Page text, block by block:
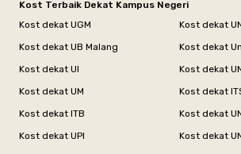
Kost Terbaik Dekat Kampus Negeri
Kost dekat UGM
Kost dekat
Kost dekat UB Malang
Kost dekat
Kost dekat UI
Kost dekat
Kost dekat UM
Kost dekat
Kost dekat ITB
Kost dekat
Kost dekat UPI
Kost dekat